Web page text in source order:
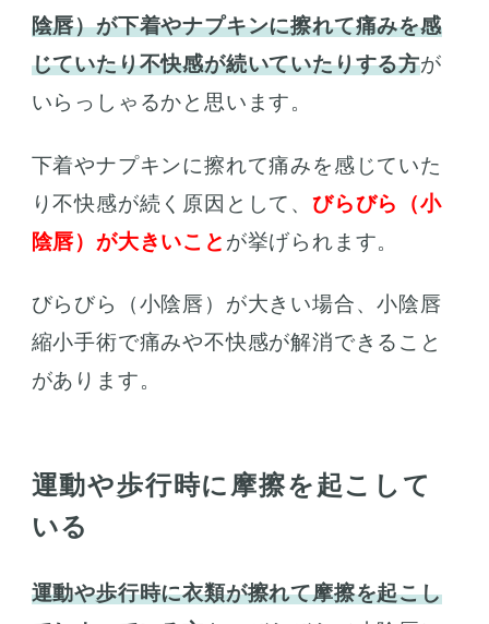
陰唇）が下着やナプキンに擦れて痛みを感
じていたり不快感が続いていたりする方が
いらっしゃるかと思います。
下着やナプキンに擦れて痛みを感じていた
り不快感が続く原因として、びらびら（小
陰唇）が大きいこと が挙げられます。
びらびら（小陰唇）が大きい場合、小陰唇
縮小手術で痛みや不快感が解消できること
があります。
運動や歩行時に摩擦を起こして
いる
運動や歩行時に衣類が擦れて摩擦を起こし